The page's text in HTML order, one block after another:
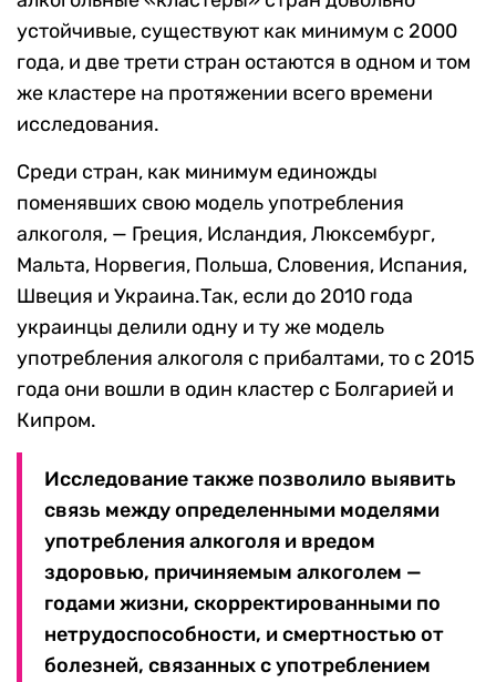
устойчивые, существуют как минимум с 2000
года, и две трети стран остаются в одном и том
же кластере на протяжении всего времени
исследования.
Среди стран, как минимум единожды
поменявших свою модель употребления
алкоголя, — Греция, Исландия, Люксембург,
Мальта, Норвегия, Польша, Словения, Испания,
Швеция и Украина.Так, если до 2010 года
украинцы делили одну и ту же модель
употребления алкоголя с прибалтами, то с 2015
года они вошли в один кластер с Болгарией и
Кипром.
Исследование также позволило выявить
связь между определенными моделями
употребления алкоголя и вредом
здоровью, причиняемым алкоголем —
годами жизни, скорректированными по
нетрудоспособности, и смертностью от
болезней, связанных с употреблением